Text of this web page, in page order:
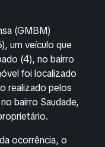
(GMBM)
um veículo que
(4), no bairro
foi localizado
realizado pelos
bairro Saudade,
ocorrência, o